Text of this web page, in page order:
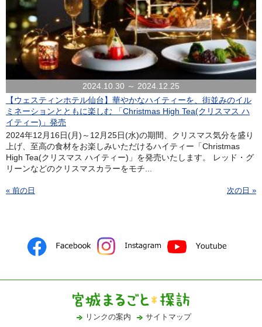
2024.10.30 ～ 2024.12.25
【ウェスティンホテル仙台】華やかなハイティーを、街並みのイル
ミネーションとともに楽しむ 「Christmas High Tea(クリスマス ハ
イティー)」発売
2024年12月16日(月)～12月25日(水)の期間、クリスマス気分を盛り
上げ、至高の食材をお楽しみいただけるハイティー「Christmas
High Tea(クリスマス ハイティー)」を発売いたします。 レッド・グ
リーンなどのクリスマスカラーをモチ...
« 前の日 次の日 »
リンクの案内 サイトマップ